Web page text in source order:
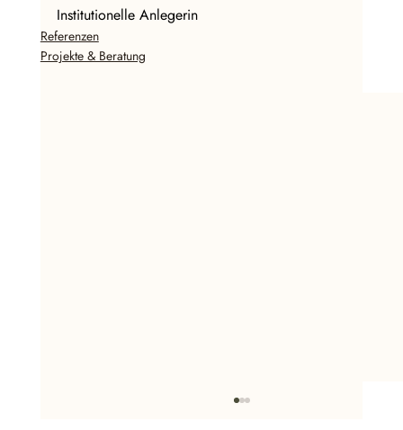
Institutionelle Anlegerin
Referenzen
Projekte & Beratung